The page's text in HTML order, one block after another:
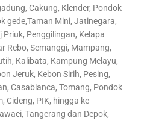
Cakung, Klender, Pondok
gede,Taman Mini, Jatinegara,
Priuk, Penggilingan, Kelapa
Rebo, Semanggi, Mampang,
Kalibata, Kampung Melayu,
Jeruk, Kebon Sirih, Pesing,
Casablanca, Tomang, Pondok
Cideng, PIK, hingga ke
Tangerang dan Depok,